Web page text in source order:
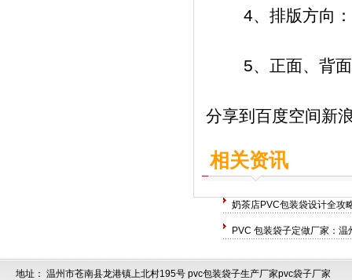
4、排版方向：
5、正面、背面
分享到 百度空间新
相关资讯
奶茶店PVC包装袋设计全攻
PVC 包装袋子定做厂家：温
地址： 温州市苍南县龙港镇上北村195号 pvc包装袋子生产厂家pvc袋子厂家